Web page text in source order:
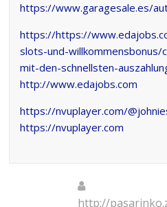
https://www.garagesale.es/
https://https://
slots-und-willkommensbonus/
mit-den-schnellsten-
http://www.edajobs.com
https://nvuplayer.com/
https://nvuplayer.com
http://